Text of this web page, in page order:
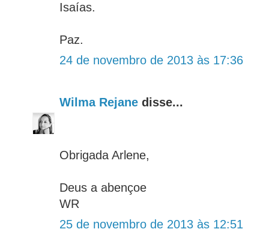
Isaías.
Paz.
24 de novembro de 2013 às 17:36
Wilma Rejane disse...
Obrigada Arlene,
Deus a abençoe
WR
25 de novembro de 2013 às 12:51